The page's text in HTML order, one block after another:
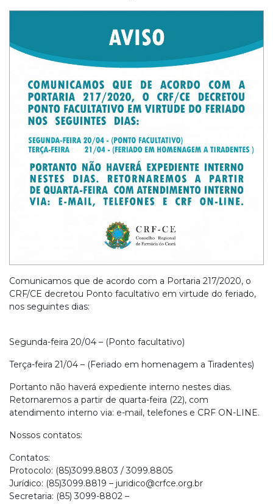
Comunicamos que de acordo com a Portaria 217/2020, o
CRF/CE decretou Ponto facultativo em virtude do feriado,
nos seguintes dias:
Segunda-feira 20/04 – (Ponto facultativo)
Terça-feira 21/04 – (Feriado em homenagem a Tiradentes)
Portanto não haverá expediente interno nestes dias.
Retornaremos a partir de quarta-feira (22), com
atendimento interno via: e-mail, telefones e CRF ON-LINE.
Nossos contatos:
Contatos:
Protocolo: (85)3099.8803 / 3099.8805
Jurídico: (85)3099.8819 – juridico@crfce.org.br
Secretaria: (85) 3099-8802 –